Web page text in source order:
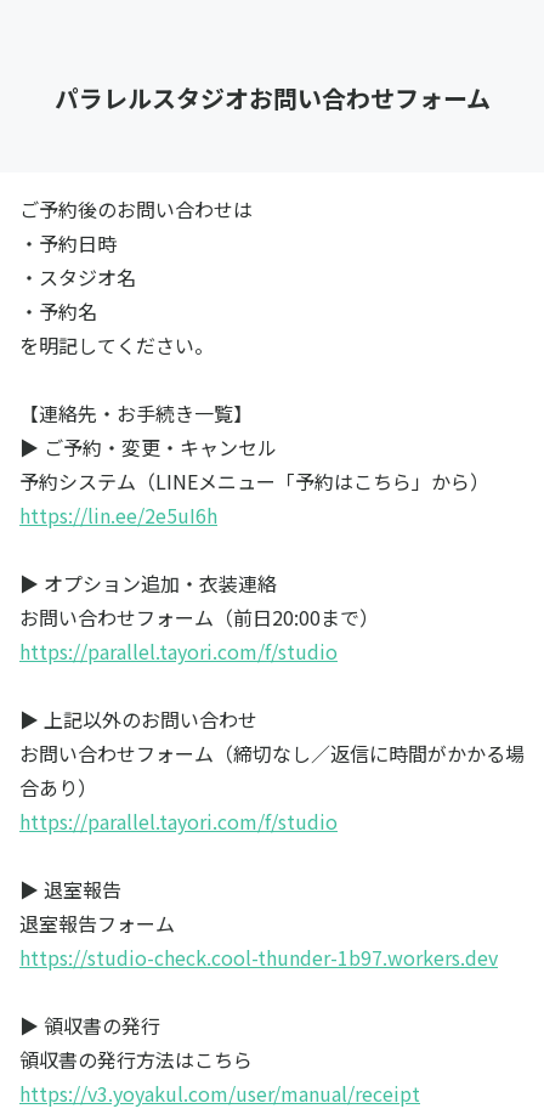
パラレルスタジオお問い合わせフォーム
ご予約後のお問い合わせは
・予約日時
・スタジオ名
・予約名
を明記してください。
【連絡先・お手続き一覧】
▶ ご予約・変更・キャンセル
予約システム（LINEメニュー「予約はこちら」から）
https://lin.ee/2e5uI6h
▶ オプション追加・衣装連絡
お問い合わせフォーム（前日20:00まで）
https://parallel.tayori.com/f/studio
▶ 上記以外のお問い合わせ
お問い合わせフォーム（締切なし／返信に時間がかかる場
合あり）
https://parallel.tayori.com/f/studio
▶ 退室報告
退室報告フォーム
https://studio-check.cool-thunder-1b97.workers.dev
▶ 領収書の発行
領収書の発行方法はこちら
https://v3.yoyakul.com/user/manual/receipt